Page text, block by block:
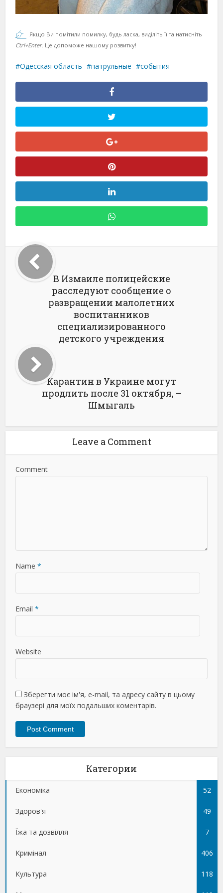
Якщо Ви помітили помилку, будь ласка, виділіть її та натисніть
Ctrl+Enter. Це допоможе нашому розвитку!
Одесская область патрульные события
В Измаиле полицейские
расследуют сообщение о
развращении малолетних
воспитанников
специализированного
детского учреждения
Карантин в Украине могут
продлить после 31 октября, –
Шмыгаль
Leave a Comment
Comment
Name *
Email *
Website
Зберегти моє ім'я, e-mail, та адресу сайту в цьому
браузері для моїх подальших коментарів.
Категории
Економіка 52
Здоров'я 49
Їжа та дозвілля 7
Кримінал 406
Культура 118